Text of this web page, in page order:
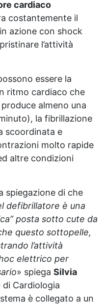
cardiaco
costantemente il
azione con shock
l’attività
essere la
ritmo cardiaco che
almeno una
la fibrillazione
scoordinata e
molto rapide
altre condizioni
spiegazione di che
defibrillatore è una
posta sotto cute da
questo sottopelle,
l’attività
elettrico per
» spiega Silvia
Cardiologia
è collegato a un